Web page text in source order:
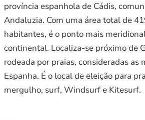
província espanhola de Cádis,
Andaluzia. Com uma área total de
habitantes, é o ponto mais
continental. Localiza-se próximo de
rodeada por praias, consideradas as
Espanha. É o local de eleição para
mergulho, surf, Windsurf e Kitesurf.